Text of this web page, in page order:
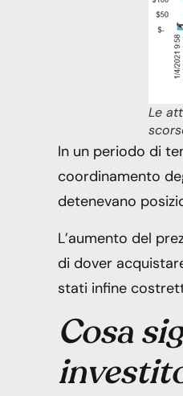
Le
In un periodo di
coordinamento
detenevano
L’aumento del
di dover
stati infine
Cosa